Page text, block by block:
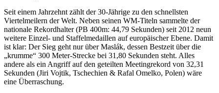
Seit einem Jahrzehnt zählt der 30-Jährige zu den schnellsten
Viertelmeilern der Welt. Neben seinen WM-Titeln sammelte der
nationale Rekordhalter (PB 400m: 44,79 Sekunden) seit 2012 neun
weitere Einzel- und Staffelmedaillen auf europäischer Ebene. Damit
ist klar: Der Sieg geht nur über Maslák, dessen Bestzeit über die
„krumme“ 300 Meter-Strecke bei 31,80 Sekunden steht. Alles
andere als ein Angriff auf den geteilten Meetingrekord von 32,31
Sekunden (Jiri Vojtik, Tschechien & Rafal Omelko, Polen) wäre
eine Überraschung.